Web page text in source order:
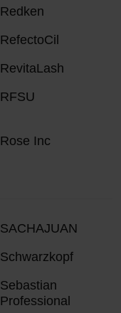
Redken
RefectoCil
RevitaLash
RFSU
Rose Inc
SACHAJUAN
Schwarzkopf
Sebastian
Professional